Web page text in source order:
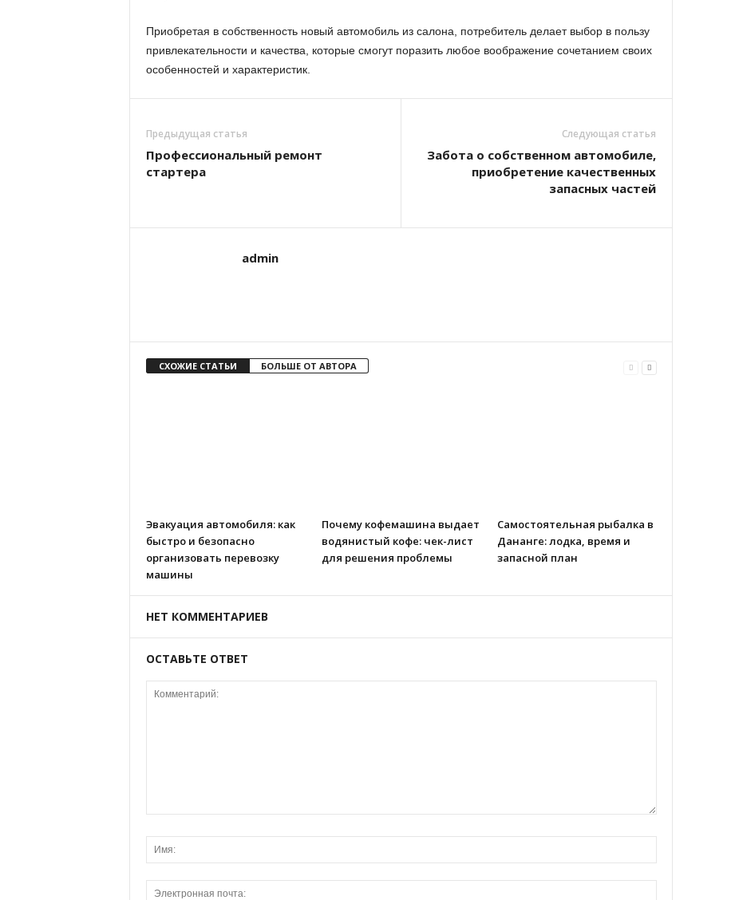
Приобретая в собственность новый автомобиль из салона, потребитель делает выбор в пользу
привлекательности и качества, которые смогут поразить любое воображение сочетанием своих
особенностей и характеристик.
Предыдущая статья
Профессиональный ремонт
стартера
Следующая статья
Забота о собственном автомобиле,
приобретение качественных
запасных частей
admin
СХОЖИЕ СТАТЬИ БОЛЬШЕ ОТ АВТОРА
Эвакуация автомобиля: как
быстро и безопасно
организовать перевозку
машины
Почему кофемашина выдает
водянистый кофе: чек-лист
для решения проблемы
Самостоятельная рыбалка в
Дананге: лодка, время и
запасной план
НЕТ КОММЕНТАРИЕВ
ОСТАВЬТЕ ОТВЕТ